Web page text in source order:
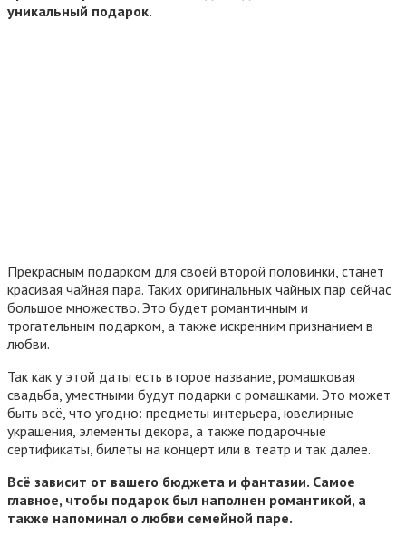
уникальный подарок.
Прекрасным подарком для своей второй половинки, станет
красивая чайная пара. Таких оригинальных чайных пар сейчас
большое множество. Это будет романтичным и
трогательным подарком, а также искренним признанием в
любви.
Так как у этой даты есть второе название, ромашковая
свадьба, уместными будут подарки с ромашками. Это может
быть всё, что угодно: предметы интерьера, ювелирные
украшения, элементы декора, а также подарочные
сертификаты, билеты на концерт или в театр и так далее.
Всё зависит от вашего бюджета и фантазии. Самое
главное, чтобы подарок был наполнен романтикой, а
также напоминал о любви семейной паре.